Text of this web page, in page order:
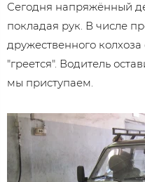
Сегодня напряжённый
покладая рук. В числе
дружественного
"греется". Водитель
мы приступаем.